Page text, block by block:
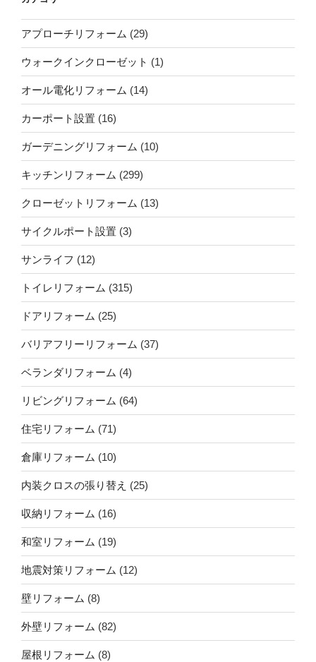
アプローチリフォーム (29)
ウォークインクローゼット (1)
オール電化リフォーム (14)
カーポート設置 (16)
ガーデニングリフォーム (10)
キッチンリフォーム (299)
クローゼットリフォーム (13)
サイクルポート設置 (3)
サンライフ (12)
トイレリフォーム (315)
ドアリフォーム (25)
バリアフリーリフォーム (37)
ベランダリフォーム (4)
リビングリフォーム (64)
住宅リフォーム (71)
倉庫リフォーム (10)
内装クロスの張り替え (25)
収納リフォーム (16)
和室リフォーム (19)
地震対策リフォーム (12)
壁リフォーム (8)
外壁リフォーム (82)
屋根リフォーム (8)